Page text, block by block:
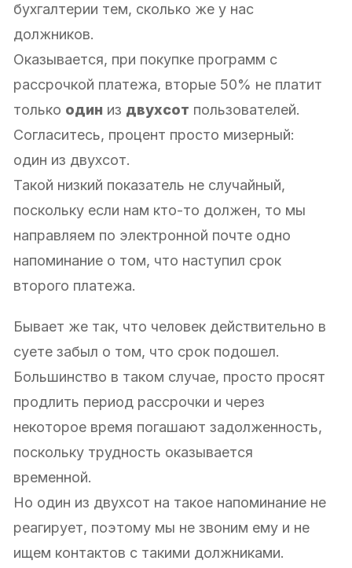
бухгалтерии тем, сколько же у нас
должников.
Оказывается, при покупке программ с
рассрочкой платежа, вторые 50% не платит
только один из двухсот пользователей.
Согласитесь, процент просто мизерный:
один из двухсот.
Такой низкий показатель не случайный,
поскольку если нам кто-то должен, то мы
направляем по электронной почте одно
напоминание о том, что наступил срок
второго платежа.
Бывает же так, что человек действительно в
суете забыл о том, что срок подошел.
Большинство в таком случае, просто просят
продлить период рассрочки и через
некоторое время погашают задолженность,
поскольку трудность оказывается
временной.
Но один из двухсот на такое напоминание не
реагирует, поэтому мы не звоним ему и не
ищем контактов с такими должниками.